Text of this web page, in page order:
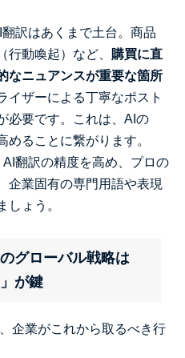
翻訳はあくまで土台。商品
行動喚起）など、 購買に直
なニュアンスが重要な箇所
イザーによる丁寧なポスト
必要です。これは、AIの
めることに繋がります。
AI翻訳の精度を高め、プロの
企業固有の専門用語や表現
しょう。
グローバル戦略は
が鍵
企業がこれから取るべき行